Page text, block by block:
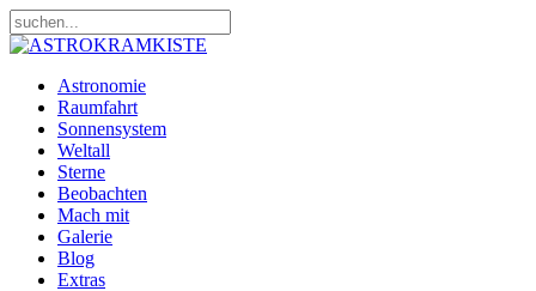
Astronomie
Raumfahrt
Sonnensystem
Weltall
Sterne
Beobachten
Mach mit
Galerie
Blog
Extras